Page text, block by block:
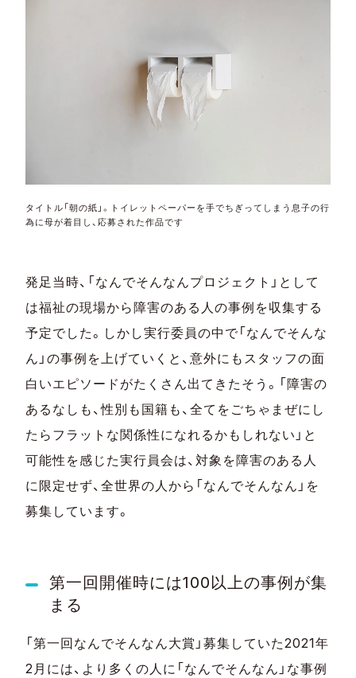
タイトル「朝の紙」。トイレットペーパーを手でちぎってしまう息子の行
為に母が着目し、応募された作品です
発足当時、「なんでそんなんプロジェクト」として
は福祉の現場から障害のある人の事例を収集する
予定でした。しかし実行委員の中で「なんでそんな
ん」の事例を上げていくと、意外にもスタッフの面
白いエピソードがたくさん出てきたそう。「障害の
あるなしも、性別も国籍も、全てをごちゃまぜにし
たらフラットな関係性になれるかもしれない」と
可能性を感じた実行員会は、対象を障害のある人
に限定せず、全世界の人から「なんでそんなん」を
募集しています。
第一回開催時には100以上の事例が集
まる
「第一回なんでそんなん大賞」募集していた2021年
2月には、より多くの人に「なんでそんなん」な事例